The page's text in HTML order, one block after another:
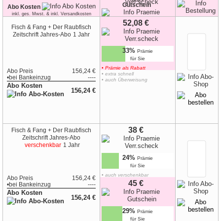
Abo Kosten
inkl. ges. Mwst. & inkl. Versandkosten
Gutschein
Fisch & Fang + Der Raubfisch
Zeitschrift Jahres-Abo 1 Jahr
Abo Preis
156,24 €
•bei Bankeinzug ----
Abo Kosten
156,24 €
52,08 €
33% Prämie
für Sie
• Prämie als Rabatt
• extra schnell
• auch Überweisung
Fisch & Fang + Der Raubfisch
Zeitschrift Jahres-Abo
verschenkbar 1 Jahr
Abo Preis
156,24 €
•bei Bankeinzug ----
Abo Kosten
156,24 €
38 €
24% Prämie
für Sie
• auch verschenkbar
zur Geschenk-Karte
45 €
29% Prämie
für Sie